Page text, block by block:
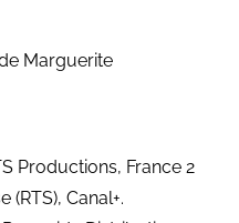
Marguerite
Productions, France 2
(RTS), Canal+.